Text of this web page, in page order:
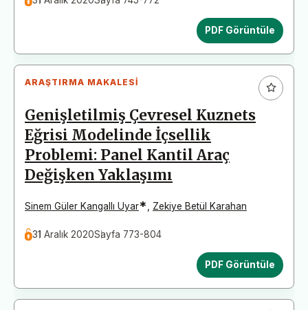
PDF Görüntüle
ARAŞTIRMA MAKALESI
Genişletilmiş Çevresel Kuznets
Eğrisi Modelinde İçsellik
Problemi: Panel Kantil Araç
Değişken Yaklaşımı
Sinem Güler Kangallı Uyar* Zekiye Betül Karahan
31 Aralık 2020Sayfa 773-804
PDF Görüntüle